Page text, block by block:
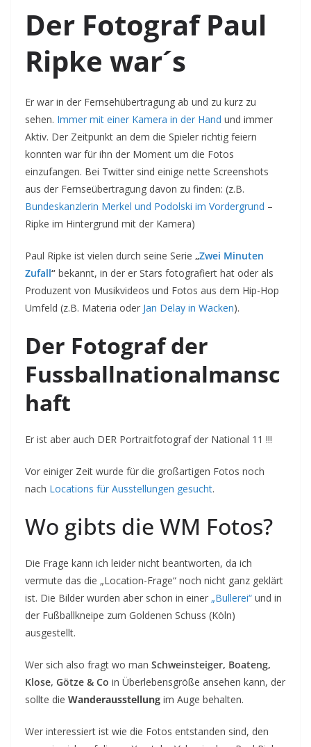
Der Fotograf Paul
Ripke war´s
Er war in der Fernsehübertragung ab und zu kurz zu
sehen. Immer mit einer Kamera in der Hand und immer
Aktiv. Der Zeitpunkt an dem die Spieler richtig feiern
konnten war für ihn der Moment um die Fotos
einzufangen. Bei Twitter sind einige nette Screenshots
aus der Fernseübertragung davon zu finden: (z.B.
Bundeskanzlerin Merkel und Podolski im Vordergrund –
Ripke im Hintergrund mit der Kamera)
Paul Ripke ist vielen durch seine Serie „Zwei Minuten
Zufall“ bekannt, in der er Stars fotografiert hat oder als
Produzent von Musikvideos und Fotos aus dem Hip-Hop
Umfeld (z.B. Materia oder Jan Delay in Wacken).
Der Fotograf der
Fussballnationalmansc
haft
Er ist aber auch DER Portraitfotograf der National 11 !!!
Vor einiger Zeit wurde für die großartigen Fotos noch
nach Locations für Ausstellungen gesucht.
Wo gibts die WM Fotos?
Die Frage kann ich leider nicht beantworten, da ich
vermute das die „Location-Frage“ noch nicht ganz geklärt
ist. Die Bilder wurden aber schon in einer „Bullerei“ und in
der Fußballkneipe zum Goldenen Schuss (Köln)
ausgestellt.
Wer sich also fragt wo man Schweinsteiger, Boateng,
Klose, Götze & Co in Überlebensgröße ansehen kann, der
sollte die Wanderausstellung im Auge behalten.
Wer interessiert ist wie die Fotos entstanden sind, den